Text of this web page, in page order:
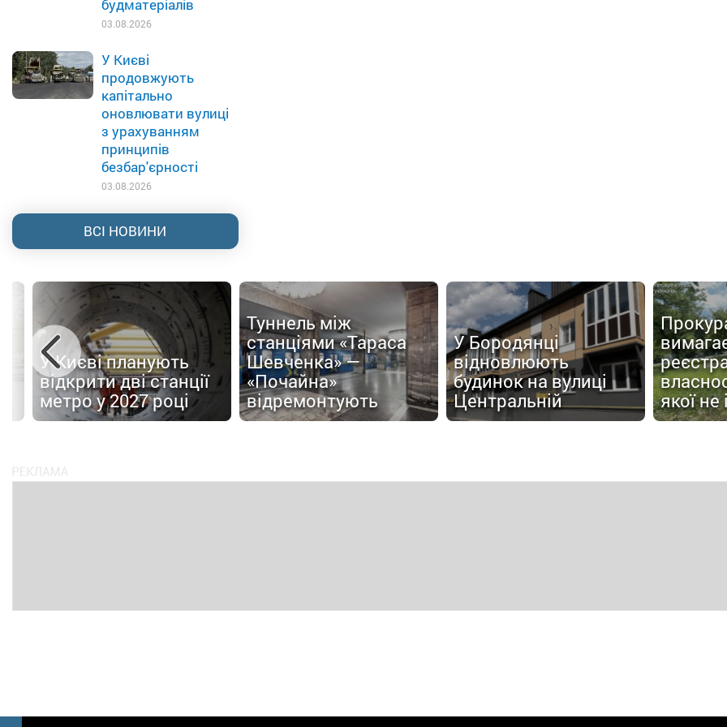
будматеріалів
03.08.2026
У Києві
продовжують
капітально
оновлювати вулиці
з урахуванням
принципів
безбар'єрності
03.08.2026
ВСІ НОВИНИ
У Києві планують
відкрити дві станції
метро у 2027 році
Туннель між
станціями «Тараса
Шевченка» —
«Почайна»
відремонтують
У Бородянці
відновлюють
будинок на вулиці
Центральній
якої не